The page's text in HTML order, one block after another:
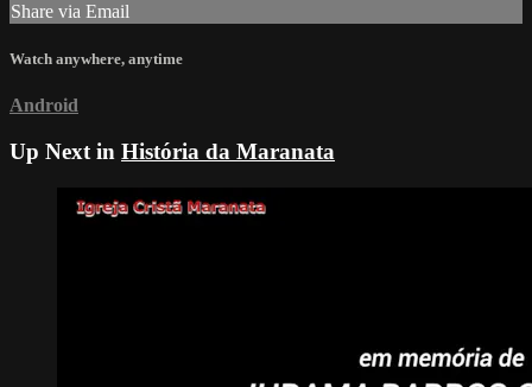
Share via Email
Watch anywhere, anytime
Android
Up Next in História da Maranata